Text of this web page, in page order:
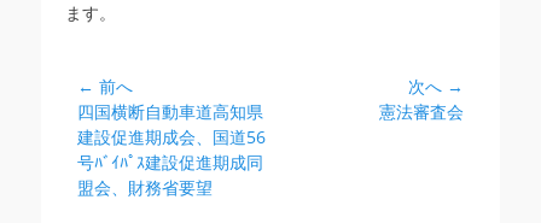
ます。
投
稿
ナ
ビ
← 前へ
前
の
投
稿:
四国横断自動車道高知県
建設促進期成会、国道56
号ﾊﾞｲﾊﾟｽ建設促進期成同
盟会、財務省要望
次へ →
憲法審査会